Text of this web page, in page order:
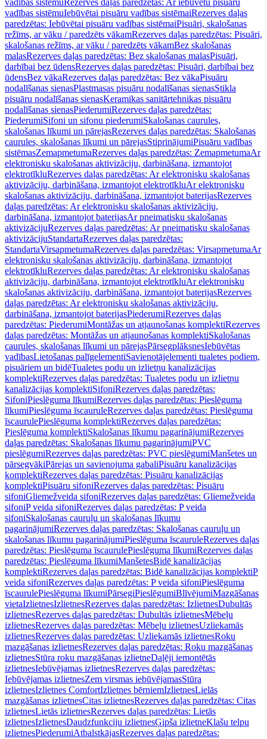
vadības sistēmuRezerves daļas paredzētas: Ar iebūvētu pisuāru
vadības sistēmuIebūvētai pisuāru vadības sistēmaiRezerves daļas
paredzētas: Iebūvētai pisuāru vadības sistēmaiPisuāri, skalošanas
režīms, ar vāku / paredzēts vākamRezerves daļas paredzētas: Pisuāri,
skalošanas režīms, ar vāku / paredzēts vākamBez skalošanas
malasRezerves daļas paredzētas: Bez skalošanas malasPisuāri,
darbībai bez ūdensRezerves daļas paredzētas: Pisuāri, darbībai bez
ūdensBez vākaRezerves daļas paredzētas: Bez vākaPisuāru
nodalīšanas sienasPlastmasas pisuāru nodalīšanas sienasStikla
pisuāru nodalīšanas sienasKeramikas sanitārtehnikas pisuāru
nodalīšanas sienasPiederumiRezerves daļas paredzētas:
PiederumiSifoni un sifonu piederumiSkalošanas caurules,
skalošanas līkumi un pārejasRezerves daļas paredzētas: Skalošanas
caurules, skalošanas līkumi un pārejasStiprinājumiPisuāru vadības
sistēmasZemapmetumaRezerves daļas paredzētas: ZemapmetumaAr
elektronisku skalošanas aktivizāciju, darbināšana, izmantojot
elektrotīkluRezerves daļas paredzētas: Ar elektronisku skalošanas
aktivizāciju, darbināšana, izmantojot elektrotīkluAr elektronisku
skalošanas aktivizāciju, darbināšana, izmantojot baterijasRezerves
daļas paredzētas: Ar elektronisku skalošanas aktivizāciju,
darbināšana, izmantojot baterijasAr pneimatisku skalošanas
aktivizācijuRezerves daļas paredzētas: Ar pneimatisku skalošanas
aktivizācijuStandartaRezerves daļas paredzētas:
StandartaVirsapmetumaRezerves daļas paredzētas: VirsapmetumaAr
elektronisku skalošanas aktivizāciju, darbināšana, izmantojot
elektrotīkluRezerves daļas paredzētas: Ar elektronisku skalošanas
aktivizāciju, darbināšana, izmantojot elektrotīkluAr elektronisku
skalošanas aktivizāciju, darbināšana, izmantojot baterijasRezerves
daļas paredzētas: Ar elektronisku skalošanas aktivizāciju,
darbināšana, izmantojot baterijasPiederumiRezerves daļas
paredzētas: PiederumiMontāžas un atjaunošanas komplektiRezerves
daļas paredzētas: Montāžas un atjaunošanas komplektiSkalošanas
caurules, skalošanas līkumi un pārejasPārsegplāksnesIebūvētas
vadībasLietošanas palīgelementiSavienotājelementi tualetes podiem,
pisuāriem un bidēTualetes podu un izlietņu kanalizācijas
komplektiRezerves daļas paredzētas: Tualetes podu un izlietņu
kanalizācijas komplektiSifoniRezerves daļas paredzētas:
SifoniPieslēguma līkumiRezerves daļas paredzētas: Pieslēguma
līkumiPieslēguma īscauruleRezerves daļas paredzētas: Pieslēguma
īscaurulePieslēguma komplektiRezerves daļas paredzētas:
Pieslēguma komplektiSkalošanas līkumu pagarinājumiRezerves
daļas paredzētas: Skalošanas līkumu pagarinājumiPVC
pieslēgumiRezerves daļas paredzētas: PVC pieslēgumiManšetes un
pārsegvākiPārejas un savienojuma gabaliPisuāru kanalizācijas
komplektiRezerves daļas paredzētas: Pisuāru kanalizācijas
komplektiPisuāru sifoniRezerves daļas paredzētas: Pisuāru
sifoniGliemežveida sifoniRezerves daļas paredzētas: Gliemežveida
sifoniP veida sifoniRezerves daļas paredzētas: P veida
sifoniSkalošanas cauruļu un skalošanas līkumu
pagarinājumiRezerves daļas paredzētas: Skalošanas cauruļu un
skalošanas līkumu pagarinājumiPieslēguma īscauruleRezerves daļas
paredzētas: Pieslēguma īscaurulePieslēguma līkumiRezerves daļas
paredzētas: Pieslēguma līkumiManšetesBidē kanalizācijas
komplektiRezerves daļas paredzētas: Bidē kanalizācijas komplektiP
veida sifoniRezerves daļas paredzētas: P veida sifoniPieslēguma
īscaurulePieslēguma līkumiPārsegiPieslēgumiBlīvējumiMazgāšanas
vietaIzlietnesIzlietnesRezerves daļas paredzētas: IzlietnesDubultās
izlietnesRezerves daļas paredzētas: Dubultās izlietnesMēbeļu
izlietnesRezerves daļas paredzētas: Mēbeļu izlietnesUzliekamās
izlietnesRezerves daļas paredzētas: Uzliekamās izlietnesRoku
mazgāšanas izlietnesRezerves daļas paredzētas: Roku mazgāšanas
izlietnesStūra roku mazgāšanas izlietneDaļēji iemontētās
izlietnesIebūvējamas izlietnesRezerves daļas paredzētas:
Iebūvējamas izlietnesZem virsmas iebūvējamasStūra
izlietnesIzlietnes ComfortIzlietnes bērniemIzlietnesLielās
mazgāšanas izlietnesCitas izlietnesRezerves daļas paredzētas: Citas
izlietnesLietās izlietnesRezerves daļas paredzētas: Lietās
izlietnesIzlietnesDaudzfunkciju izlietnesĢipša izlietneKlašu telpu
izlietnesPiederumiAtbalstkājasRezerves daļas paredzētas: